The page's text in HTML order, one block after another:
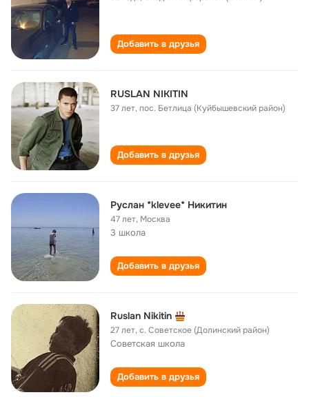
Добавить в друзья
RUSLAN NIKITIN
37 лет,пос. Бетлица (Куйбышевский район)
Добавить в друзья
Руслан *klevee* Никитин
47 лет, Москва
3 школа
Добавить в друзья
Ruslan Nikitin
27 лет,с. Советское (Долинский район)
Советская школа
Добавить в друзья